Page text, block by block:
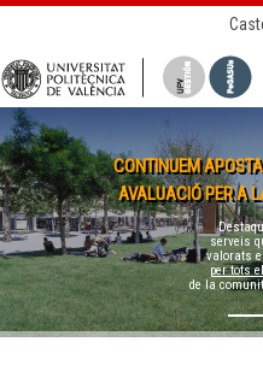
CONTINUEM
AVALUACIÓ PER A
serveis
valorats
per tots
de la